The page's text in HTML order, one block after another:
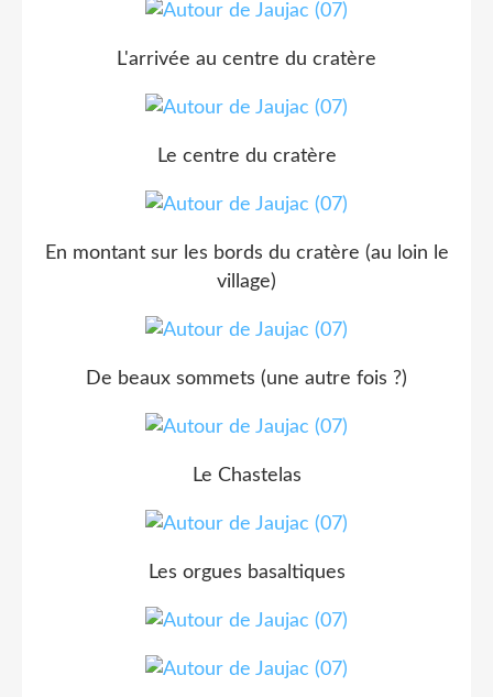
L'arrivée au centre du cratère
Le centre du cratère
En montant sur les bords du cratère (au loin le
village)
De beaux sommets (une autre fois ?)
Le Chastelas
Les orgues basaltiques